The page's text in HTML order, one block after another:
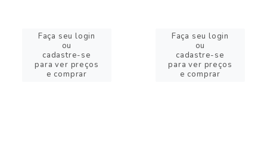
Faça seu login
ou
cadastre-se
para ver preços
e comprar
Faça seu login
ou
cadastre-se
para ver preços
e comprar